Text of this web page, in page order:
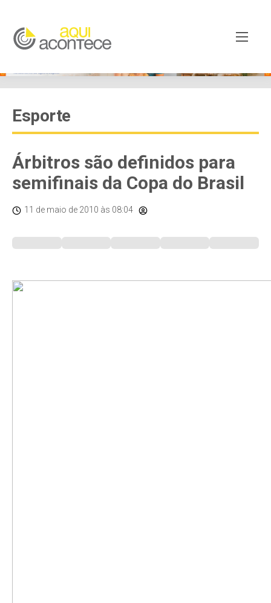
Esporte
Árbitros são definidos para
semifinais da Copa do Brasil
11 de maio de 2010 às 08:04